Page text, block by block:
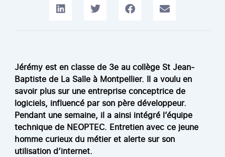
Jérémy est en classe de 3e au collège St Jean-
Baptiste de La Salle à Montpellier. Il a voulu en
savoir plus sur une entreprise conceptrice de
logiciels, influencé par son père développeur.
Pendant une semaine, il a ainsi intégré l’équipe
technique de NEOPTEC. Entretien avec ce jeune
homme curieux du métier et alerte sur son
utilisation d’internet.